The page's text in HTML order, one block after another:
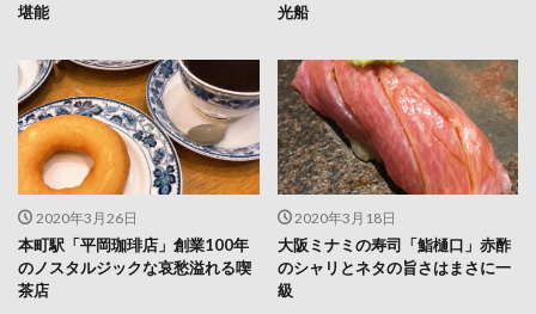
堪能
光船
2020年3月26日
本町駅「平岡珈琲店」創業100年
のノスタルジックな哀愁溢れる喫
茶店
2020年3月18日
大阪ミナミの寿司「鮨樋口」赤酢
のシャリとネタの旨さはまさに一
級